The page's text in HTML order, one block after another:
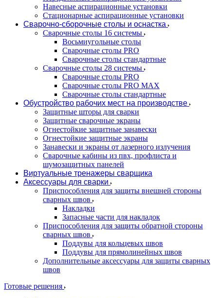
Навесные аспирационные установки
Стационарные аспирационные установки
Сварочно-сборочные столы и оснастка
Сварочные столы 16 системы
Восьмиугольные столы
Сварочные столы PRO
Сварочные столы стандартные
Сварочные столы 28 системы
Сварочные столы PRO
Сварочные столы PRO MAX
Сварочные столы стандартные
Обустройство рабочих мест на производстве
Защитные шторы для сварки
Защитные сварочные экраны
Огнестойкие защитные занавески
Огнестойкие защитные экраны
Занавески и экраны от лазерного излучения
Сварочные кабины из пвх, профлиста и
шумозащитных панелей
Виртуальные тренажеры сварщика
Аксессуары для сварки
Приспособления для защиты внешней стороны
сварных швов
Накладки
Запасные части для накладок
Приспособления для защиты обратной стороны
сварных швов
Поддувы для кольцевых швов
Поддувы для прямолинейных швов
Дополнительные аксессуары для защиты сварных
швов
Готовые решения